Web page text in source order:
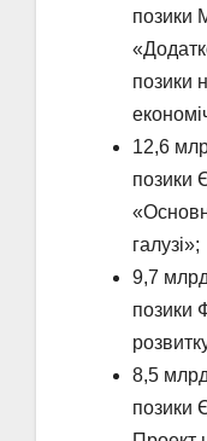
позики
позики
12,6
позики
галузі»;
9,7
позики
8,5
позики